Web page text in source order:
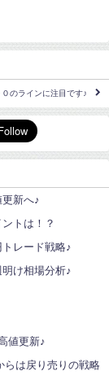
のラインに注目です♪
新へ♪
トは！？
レード戦略♪
け相場分析♪
値更新♪
は戻り売りの戦略